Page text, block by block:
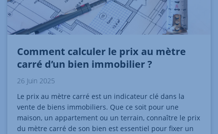
Comment calculer le prix au mètre
carré d’un bien immobilier ?
26 Juin 2025
Le prix au mètre carré est un indicateur clé dans la
vente de biens immobiliers. Que ce soit pour une
maison, un appartement ou un terrain, connaître le prix
du mètre carré de son bien est essentiel pour fixer un